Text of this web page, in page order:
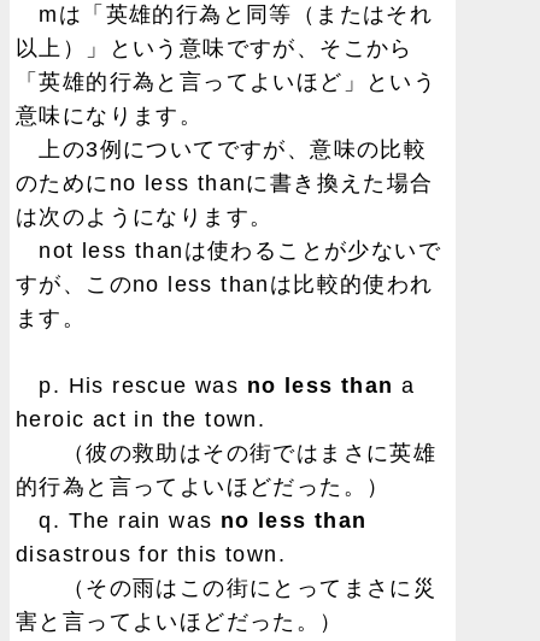
mは「英雄的行為と同等（またはそれ
以上）」という意味ですが、そこから
「英雄的行為と言ってよいほど」という
意味になります。
上の3例についてですが、意味の比較
のためにno less thanに書き換えた場合
は次のようになります。
not less thanは使わることが少ないで
すが、このno less thanは比較的使われ
ます。
p. His rescue was no less than a
heroic act in the town.
（彼の救助はその街ではまさに英雄
的行為と言ってよいほどだった。）
q. The rain was no less than
disastrous for this town.
（その雨はこの街にとってまさに災
害と言ってよいほどだった。）